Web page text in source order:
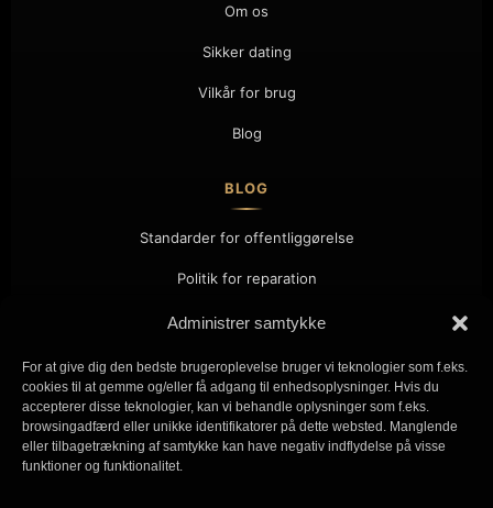
Administrer samtykke
For at give dig den bedste brugeroplevelse bruger vi teknologier som f.eks.
cookies til at gemme og/eller få adgang til enhedsoplysninger. Hvis du
accepterer disse teknologier, kan vi behandle oplysninger som f.eks.
browsingadfærd eller unikke identifikatorer på dette websted. Manglende
eller tilbagetrækning af samtykke kan have negativ indflydelse på visse
funktioner og funktionalitet.
Om os
Sikker dating
Vilkår for brug
Blog
BLOG
Standarder for offentliggørelse
Politik for reparation
Samarbejde
Kontakt
KONTAKT